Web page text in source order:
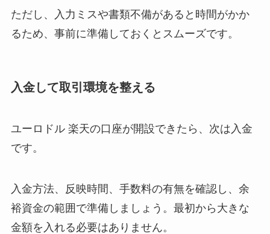
ただし、入力ミスや書類不備があると時間がかか
るため、事前に準備しておくとスムーズです。
入金して取引環境を整える
ユーロドル 楽天の口座が開設できたら、次は入金
です。
入金方法、反映時間、手数料の有無を確認し、余
裕資金の範囲で準備しましょう。最初から大きな
金額を入れる必要はありません。